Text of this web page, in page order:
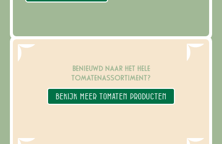
BENIEUWD NAAR HET HELE
TOMATENASSORTIMENT?
BEKIJK MEER TOMATEN PRODUCTEN